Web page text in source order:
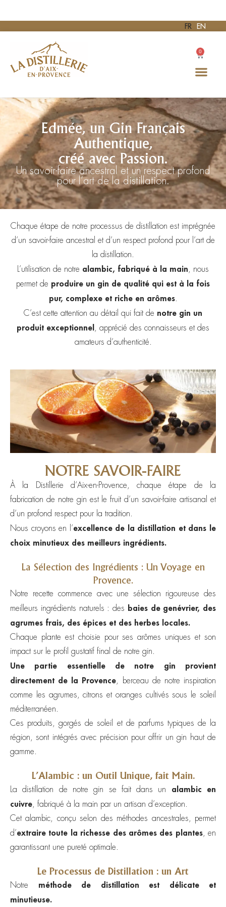
FR EN
0
Edmée, un Gin Français
Authentique,
créé avec Passion.
Un savoir-faire ancestral et un respect profond
pour l’art de la distillation.
Chaque étape de notre processus de distillation est imprégnée
d’un savoir-faire ancestral et d’un respect profond pour l’art de
la distillation.
L’utilisation de notre alambic, fabriqué à la main, nous
permet de produire un gin de qualité qui est à la fois
pur, complexe et riche en arômes.
C’est cette attention au détail qui fait de notre gin un
produit exceptionnel, apprécié des connaisseurs et des
amateurs d’authenticité.
NOTRE SAVOIR-FAIRE
À la Distillerie d’Aix-en-Provence, chaque étape de la
fabrication de notre gin est le fruit d’un savoir-faire artisanal et
d’un profond respect pour la tradition.
Nous croyons en l’excellence de la distillation et dans le
choix minutieux des meilleurs ingrédients.
La Sélection des Ingrédients : Un Voyage en
Provence.
Notre recette commence avec une sélection rigoureuse des
meilleurs ingrédients naturels : des baies de genévrier, des
agrumes frais, des épices et des herbes locales.
Chaque plante est choisie pour ses arômes uniques et son
impact sur le profil gustatif final de notre gin.
Une partie essentielle de notre gin provient
directement de la Provence, berceau de notre inspiration
comme les agrumes, citrons et oranges cultivés sous le soleil
méditerranéen.
Ces produits, gorgés de soleil et de parfums typiques de la
région, sont intégrés avec précision pour offrir un gin haut de
gamme.
L’Alambic : un Outil Unique, fait Main.
La distillation de notre gin se fait dans un alambic en
cuivre, fabriqué à la main par un artisan d’exception.
Cet alambic, conçu selon des méthodes ancestrales, permet
d’extraire toute la richesse des arômes des plantes, en
garantissant une pureté optimale.
Le Processus de Distillation : un Art
Notre méthode de distillation est délicate et
minutieuse.